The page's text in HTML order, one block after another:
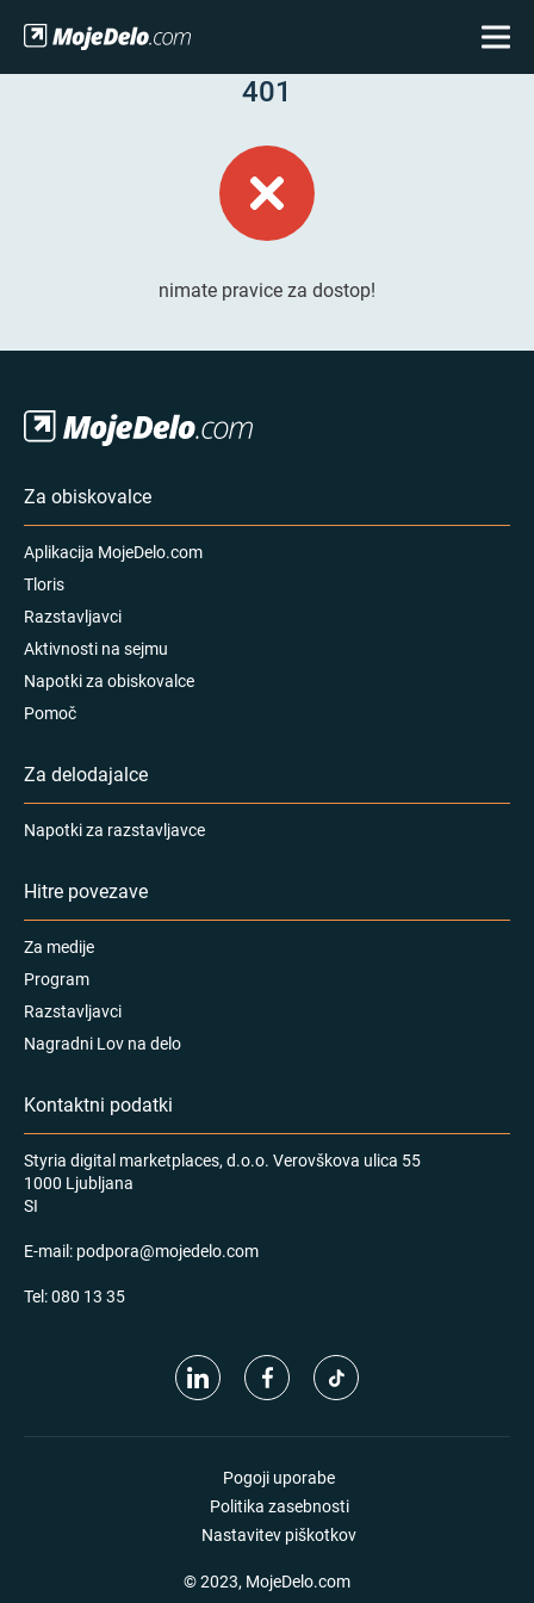
401
nimate pravice za dostop!
Za obiskovalce
Aplikacija MojeDelo.com
Tloris
Razstavljavci
Aktivnosti na sejmu
Napotki za obiskovalce
Pomoč
Za delodajalce
Napotki za razstavljavce
Hitre povezave
Za medije
Program
Razstavljavci
Nagradni Lov na delo
Kontaktni podatki
Styria digital marketplaces, d.o.o. Verovškova ulica 55
1000 Ljubljana
SI
E-mail: podpora@mojedelo.com
Tel:080 13 35
Pogoji uporabe
Politika zasebnosti
Nastavitev piškotkov
© 2023, MojeDelo.com